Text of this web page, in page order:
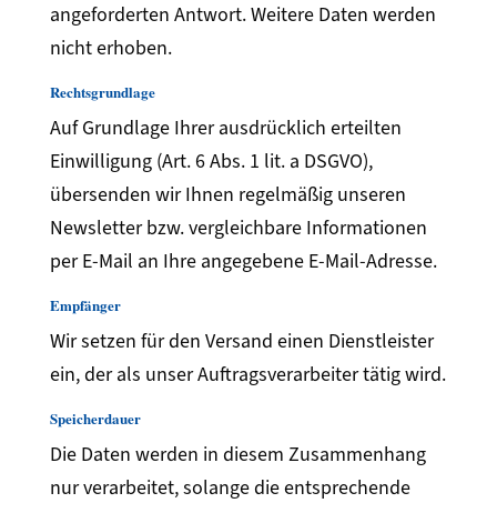
angeforderten Antwort. Weitere Daten werden
nicht erhoben.
Rechtsgrundlage
Auf Grundlage Ihrer ausdrücklich erteilten
Einwilligung (Art. 6 Abs. 1 lit. a DSGVO),
übersenden wir Ihnen regelmäßig unseren
Newsletter bzw. vergleichbare Informationen
per E-Mail an Ihre angegebene E-Mail-Adresse.
Empfänger
Wir setzen für den Versand einen Dienstleister
ein, der als unser Auftragsverarbeiter tätig wird.
Speicherdauer
Die Daten werden in diesem Zusammenhang
nur verarbeitet, solange die entsprechende